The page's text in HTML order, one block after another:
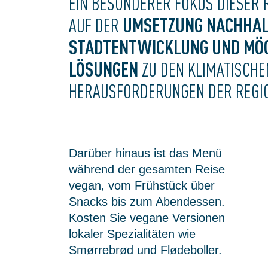
AUF DER UMSETZUNG
STADTENTWICKLUNG UND
LÖSUNGEN ZU DEN
HERAUSFORDERUNGEN DER
Darüber hinaus ist das Menü
während der gesamten Reise
vegan, vom Frühstück über
Snacks bis zum Abendessen.
Kosten Sie vegane Versionen
lokaler Spezialitäten wie
Smørrebrød und Flødeboller.